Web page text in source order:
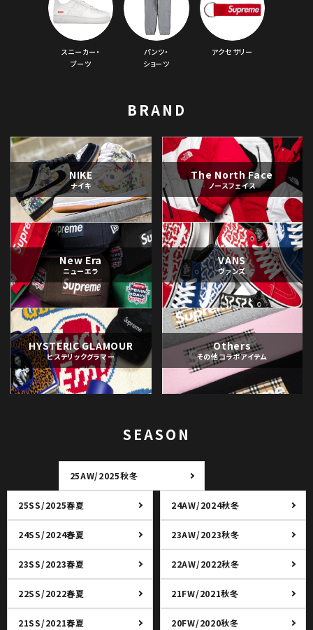
スニーカー・
ブーツ
パンツ・
ショーツ
アクセサリー
BRAND
NIKE
ナイキ
The North Face
ノースフェイス
New Era
ニューエラ
VANS
ヴァンズ
HYSTERIC GLAMOUR
ヒステリックグラマー
Others
その他コラボアイテム
SEASON
25AW/2025秋冬
25SS/2025春夏 24AW/2024秋冬
24SS/2024春夏 23AW/2023秋冬
23SS/2023春夏 22AW/2022秋冬
22SS/2022春夏 21FW/2021秋冬
21SS/2021春夏 20FW/2020秋冬